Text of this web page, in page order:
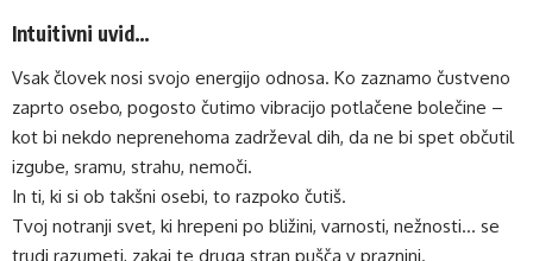
Intuitivni uvid…
Vsak človek nosi svojo energijo odnosa. Ko zaznamo čustveno
zaprto osebo, pogosto čutimo vibracijo potlačene bolečine –
kot bi nekdo neprenehoma zadrževal dih, da ne bi spet občutil
izgube, sramu, strahu, nemoči.
In ti, ki si ob takšni osebi, to razpoko čutiš.
Tvoj notranji svet, ki hrepeni po bližini, varnosti, nežnosti… se
trudi razumeti, zakaj te druga stran pušča v praznini.